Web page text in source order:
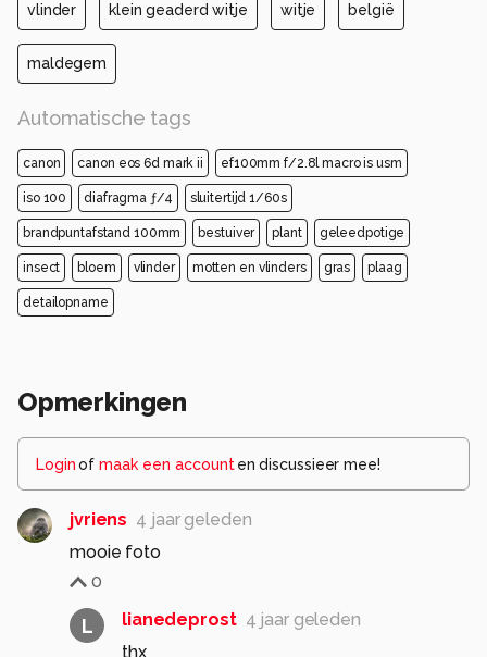
vlinder klein geaderd witje witje belgië
maldegem
Automatische tags
canon canon eos 6d mark ii ef100mm f/2.8l macro is usm
iso 100 diafragma ƒ/4 sluitertijd 1/60s
brandpuntafstand 100mm bestuiver plant geleedpotige
insect bloem vlinder motten en vlinders gras plaag
detailopname
Opmerkingen
Loginof maak een account en discussieer mee!
jvriens 4 jaar geleden
mooie foto
0
L lianedeprost 4 jaar geleden
thx